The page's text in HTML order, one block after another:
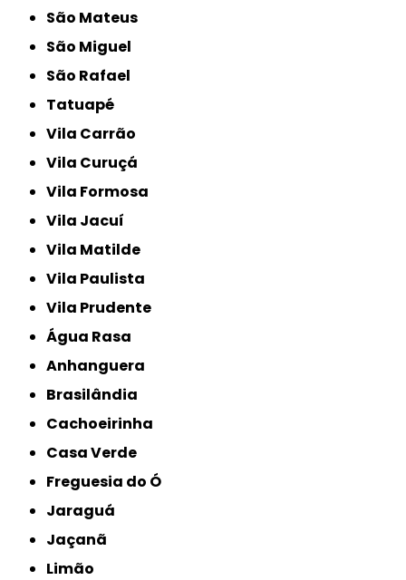
São Mateus
São Miguel
São Rafael
Tatuapé
Vila Carrão
Vila Curuçá
Vila Formosa
Vila Jacuí
Vila Matilde
Vila Paulista
Vila Prudente
Água Rasa
Anhanguera
Brasilândia
Cachoeirinha
Casa Verde
Freguesia do Ó
Jaraguá
Jaçanã
Limão